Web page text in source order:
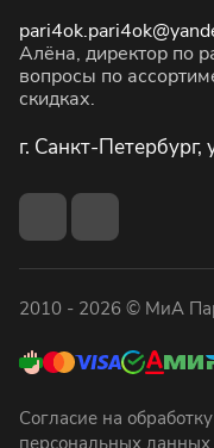
Алёна, директор по
вопросы по
скидках.
г. Санкт-
2010 - 2026 © МиА
Согласие на обработку